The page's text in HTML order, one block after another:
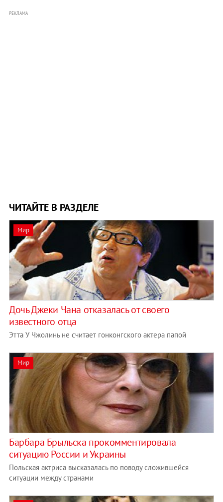
РЕКЛАМА
ЧИТАЙТЕ В РАЗДЕЛЕ
Мир
Дочь Джеки Чана отказалась от своего
известного отца
Этта У Чжолинь не считает гонконгского актера папой
Мир
Барбара Брыльска прокомментировала
ситуацию России и Украины
Польская актриса высказалась по поводу сложившейся
ситуации между странами